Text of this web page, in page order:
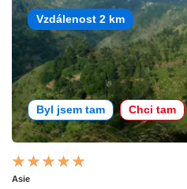
Vzdálenost 2 km
Byl jsem tam Chci tam
Asie